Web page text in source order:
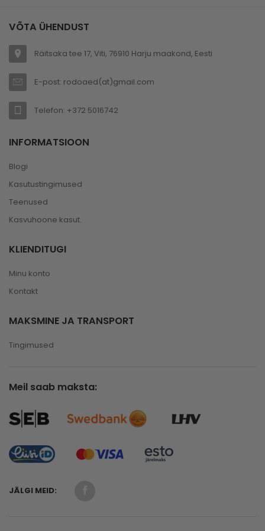
VÕTA ÜHENDUST
Räitsaka tee 17, Viti, 76910 Harju maakond, Eesti
E-post: rodoaed(at)gmail.com
Telefon: +372 5016742
INFORMATSIOON
Blogi
Kasutustingimused
Teenused
Kasvuhoone kasut.
KLIENDITUGI
Minu konto
Kontakt
MAKSMINE JA TRANSPORT
Tingimused
Meil saab maksta:
JÄLGI MEID: